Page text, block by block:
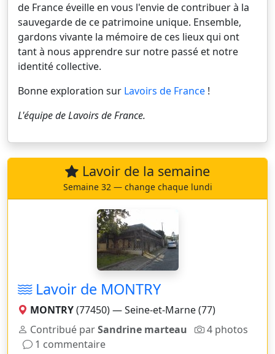
de France éveille en vous l'envie de contribuer à la
sauvegarde de ce patrimoine unique. Ensemble,
gardons vivante la mémoire de ces lieux qui ont
tant à nous apprendre sur notre passé et notre
identité collective.
Bonne exploration sur Lavoirs de France !
L'équipe deLavoirs de France.
Lavoir de la semaine
Semaine 32 — change chaque lundi
Lavoir de MONTRY
MONTRY(77450) — Seine-et-Marne (77)
Contribué parSandrine marteau
4 photos
1 commentaire